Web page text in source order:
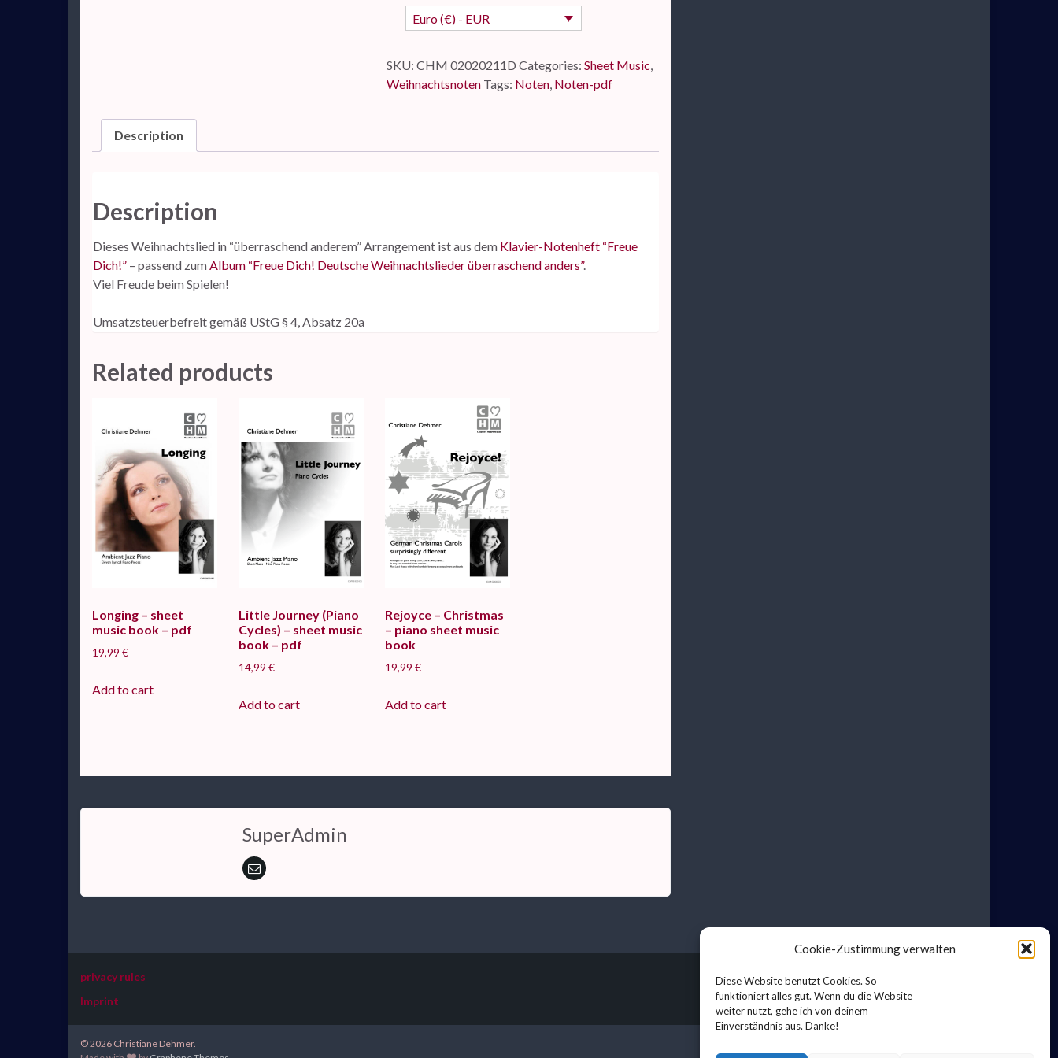
Cookie-Zustimmung verwalten
Diese Website benutzt Cookies. So
funktioniert alles gut. Wenn du die Website
weiter nutzt, gehe ich von deinem
Einverständnis aus. Danke!
Euro (€) - EUR
SKU:CHM 02020211D Categories:Sheet Music,
Weihnachtsnoten Tags: Noten, Noten-pdf
Description
Description
Dieses Weihnachtslied in “überraschend anderem” Arrangement ist aus dem Klavier-Notenheft “Freue
Dich!” – passend zumAlbum “Freue Dich! Deutsche Weihnachtslieder überraschend anders”.
Viel Freude beim Spielen!
Umsatzsteuerbefreit gemäß UStG § 4, Absatz 20a
Related products
Longing – sheet
music book – pdf
19,99 €
Add to cart
Little Journey (Piano
Cycles) – sheet music
book – pdf
14,99€
Add to cart
Rejoyce – Christmas
– piano sheet music
book
19,99€
Add to cart
SuperAdmin
privacy rules
Imprint
© 2026 Christiane Dehmer.